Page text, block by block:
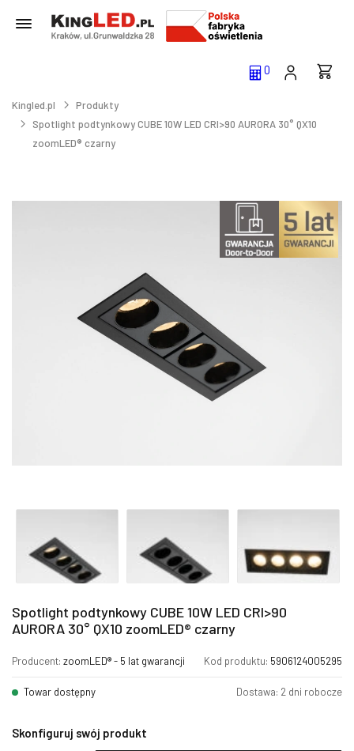
0
Kingled.pl
Produkty
Spotlight podtynkowy CUBE 10W LED CRI>90 AURORA 30° QX10
zoomLED® czarny
Spotlight podtynkowy CUBE 10W LED CRI>90
AURORA 30° QX10 zoomLED® czarny
Producent: zoomLED® - 5 lat gwarancji Kod produktu: 5906124005295
Towar dostępny Dostawa: 2 dni robocze
Skonfiguruj swój produkt